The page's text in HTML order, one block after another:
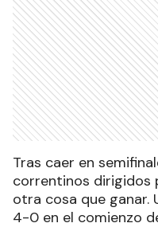
Tras caer en
correntinos dirigidos
otra cosa que ganar.
4-0 en el comienzo